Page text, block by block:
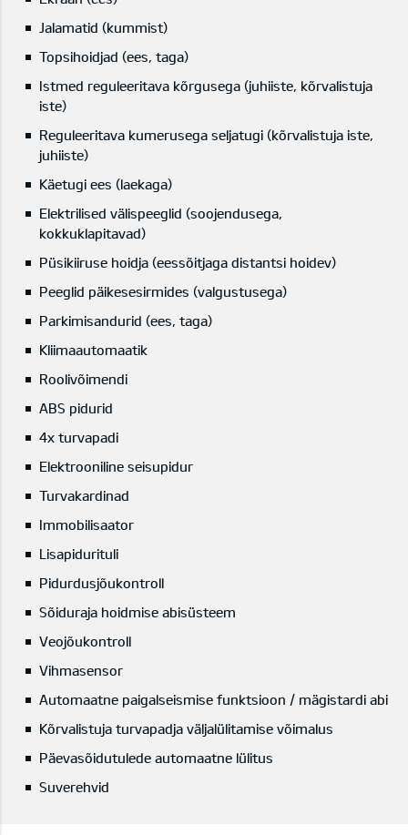
Jalamatid (kummist)
Topsihoidjad (ees, taga)
Istmed reguleeritava kõrgusega (juhiiste, kõrvalistuja
iste)
Reguleeritava kumerusega seljatugi (kõrvalistuja iste,
juhiiste)
Käetugi ees (laekaga)
Elektrilised välispeeglid (soojendusega,
kokkuklapitavad)
Püsikiiruse hoidja (eessõitjaga distantsi hoidev)
Peeglid päikesesirmides (valgustusega)
Parkimisandurid (ees, taga)
Kliimaautomaatik
Roolivõimendi
ABS pidurid
4x turvapadi
Elektrooniline seisupidur
Turvakardinad
Immobilisaator
Lisapidurituli
Pidurdusjõukontroll
Sõiduraja hoidmise abisüsteem
Veojõukontroll
Vihmasensor
Automaatne paigalseismise funktsioon / mägistardi abi
Kõrvalistuja turvapadja väljalülitamise võimalus
Päevasõidutulede automaatne lülitus
Suverehvid